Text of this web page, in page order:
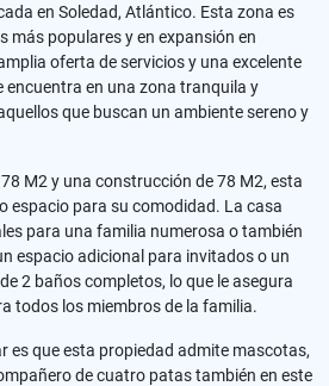
en Soledad, Atlántico. Esta zona es
más populares y en expansión en
oferta de servicios y una excelente
encuentra en una zona tranquila y
que buscan un ambiente sereno y
M2 y una construcción de 78 M2, esta
espacio para su comodidad. La casa
para una familia numerosa o también
espacio adicional para invitados o un
2 baños completos, lo que le asegura
todos los miembros de la familia.
es que esta propiedad admite mascotas,
de cuatro patas también en este